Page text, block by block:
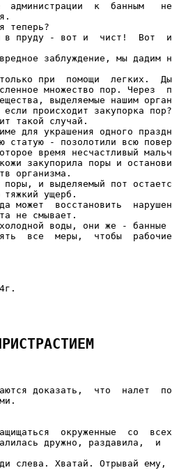
администрации  к  банным
теперь?
в пруду - вот и  чист!  Вот
заблуждение, мы дадим
при  помощи  легких.
множество пор. Через
выделяемые нашим
происходит закупорка пор?
такой случай.
для украшения одного
статую - позолотили всю
время несчастливый
закупорила поры и
организма.
поры, и выделяемый пот
тяжкий ущерб.
может  восстановить
не смывает.
воды, они же - банные
все  меры,  чтобы
доказать,  что  налет
окруженные  со
дружно, раздавила,  и
слева. Хватай. Отрывай ему,